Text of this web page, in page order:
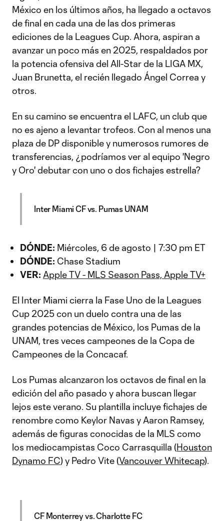
México en los últimos años, ha llegado a octavos
de final en cada una de las dos primeras
ediciones de la Leagues Cup. Ahora, aspiran a
avanzar un poco más en 2025, respaldados por
la potencia ofensiva del All-Star de la LIGA MX,
Juan Brunetta, el recién llegado Ángel Correa y
otros.
En su camino se encuentra el LAFC, un club que
no es ajeno a levantar trofeos. Con al menos una
plaza de DP disponible y numerosos rumores de
transferencias, ¿podríamos ver al equipo 'Negro
y Oro' debutar con uno o dos fichajes estrella?
Inter Miami CF vs. Pumas UNAM
DÓNDE: Miércoles, 6 de agosto | 7:30 pm ET
DÓNDE: Chase Stadium
VER: Apple TV - MLS Season Pass, Apple TV+
El Inter Miami cierra la Fase Uno de la Leagues
Cup 2025 con un duelo contra una de las
grandes potencias de México, los Pumas de la
UNAM, tres veces campeones de la Copa de
Campeones de la Concacaf.
Los Pumas alcanzaron los octavos de final en la
edición del año pasado y ahora buscan llegar
lejos este verano. Su plantilla incluye fichajes de
renombre como Keylor Navas y Aaron Ramsey,
además de figuras conocidas de la MLS como
los mediocampistas Coco Carrasquilla (Houston
Dynamo FC) y Pedro Vite (Vancouver Whitecap).
CF Monterrey vs. Charlotte FC